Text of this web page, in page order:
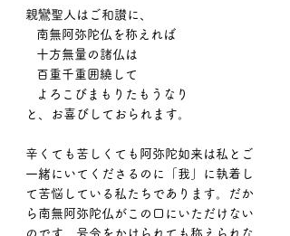
親鸞聖人はご和讃に、
   南無阿弥陀仏を称えれば
   十方無量の諸仏は
   百重千重囲繞して
   よろこびまもりたもうなり
と、お喜びしておられます。
辛くても苦しくても阿弥陀如来は私とご
一緒にいてくださるのに「我」に執着し
て苦悩している私たちであります。だか
ら南無阿弥陀仏がこの口にいただけない
のです。号令をかけられても称えられな